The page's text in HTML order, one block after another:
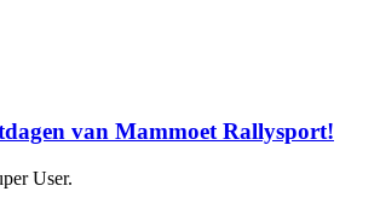
van Mammoet Rallysport!
User.